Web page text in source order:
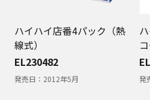
ハイハイ店番4パック（熱
線式）
EL230482
発売日： 2012年5月 発